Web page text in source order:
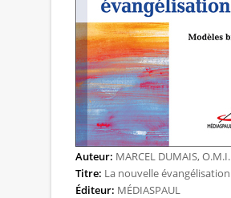
Auteur: MARCEL DUMAIS, O.M.I.
Titre: La nouvelle évangélisation
Éditeur: MÉDIASPAUL